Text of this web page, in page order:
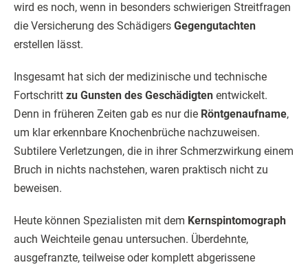
wird es noch, wenn in besonders schwierigen Streitfragen
die Versicherung des Schädigers Gegengutachten
erstellen lässt.
Insgesamt hat sich der medizinische und technische
Fortschritt zu Gunsten des Geschädigten entwickelt.
Denn in früheren Zeiten gab es nur die Röntgenaufname,
um klar erkennbare Knochenbrüche nachzuweisen.
Subtilere Verletzungen, die in ihrer Schmerzwirkung einem
Bruch in nichts nachstehen, waren praktisch nicht zu
beweisen.
Heute können Spezialisten mit dem Kernspintomograph
auch Weichteile genau untersuchen. Überdehnte,
ausgefranzte, teilweise oder komplett abgerissene